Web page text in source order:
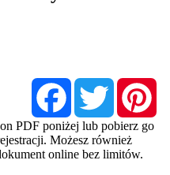
FacebookTwitter
PDF poniżej lub pobierz go
Możesz również
online bez limitów.